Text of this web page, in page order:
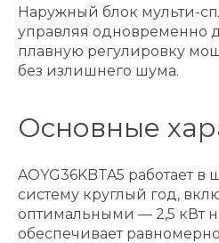
Наружный блок мульти-
управляя одновременно
плавную регулировку
без излишнего шума.
Основные
AOYG36KBTA5 работает в
систему круглый год,
оптимальными — 2,5 кВт
обеспечивает